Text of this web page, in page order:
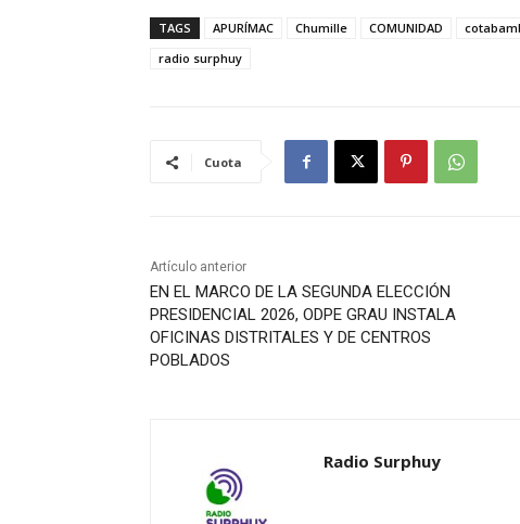
TAGS APURÍMAC Chumille COMUNIDAD
radio surphuy
Cuota
Artículo anterior
EN EL MARCO DE LA SEGUNDA ELECCIÓN
PRESIDENCIAL 2026, ODPE GRAU INSTALA
OFICINAS DISTRITALES Y DE CENTROS
POBLADOS
Radio Surphuy